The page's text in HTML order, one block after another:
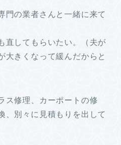
門の業者さんと一緒に来て
直してもらいたい。（夫が
大きくなって緩んだからと
ス修理、カーポートの修
、別々に見積もりを出して